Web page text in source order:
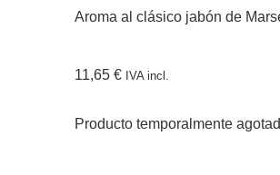
Aroma al clásico jabón de
11,65 € IVA incl.
Producto temporalmente